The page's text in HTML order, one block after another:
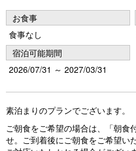
お食事
食事なし
宿泊可能期間
2026/07/31 ～ 2027/03/31
素泊まりのプランでございます。
ご朝食をご希望の場合は、「朝食
せ。ご到着後にご朝食をご希望い